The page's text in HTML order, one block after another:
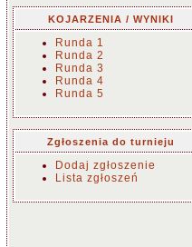
KOJARZENIA / WYNIKI
Runda 1
Runda 2
Runda 3
Runda 4
Runda 5
Zgłoszenia do turnieju
Dodaj zgłoszenie
Lista zgłoszeń